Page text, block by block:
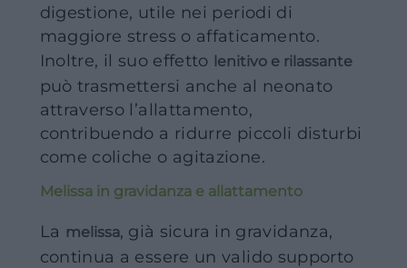
digestione, utile nei periodi di
maggiore stress o affaticamento.
Inoltre, il suo effetto lenitivo e rilassante
può trasmettersi anche al neonato
attraverso l’allattamento,
contribuendo a ridurre piccoli disturbi
come coliche o agitazione.
Melissa in gravidanza e allattamento
La melissa, già sicura in gravidanza,
continua a essere un valido supporto